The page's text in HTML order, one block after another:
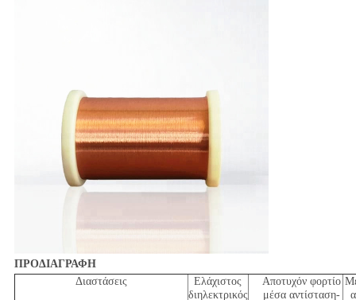
ΠΡΟΔΙΑΓΡΑΦΗ
Διαστάσεις
Ελάχιστος
διηλεκτρικός
Αποτυχόν φορτίο
μέσα αντίσταση-